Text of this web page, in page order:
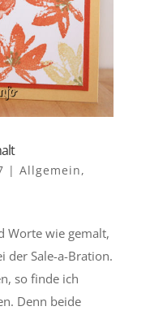
| Allgemein,
Worte wie gemalt,
der Sale-a-Bration.
so finde ich
Denn beide